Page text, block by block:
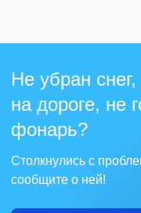
Не убран
на дороге, не
фонарь?
Столкнулись с
сообщите о ней!